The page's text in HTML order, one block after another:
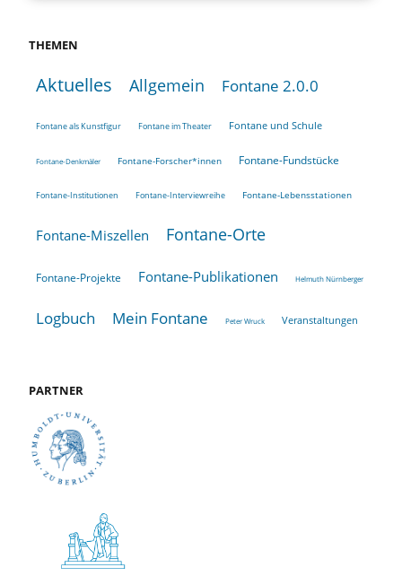
THEMEN
Aktuelles Allgemein Fontane 2.0.0
Fontane als Kunstfigur Fontane im Theater Fontane und Schule
Fontane-Denkmäler Fontane-Forscher*innen Fontane-Fundstücke
Fontane-Institutionen Fontane-Interviewreihe Fontane-Lebensstationen
Fontane-Miszellen Fontane-Orte
Fontane-Projekte Fontane-Publikationen Helmuth Nürnberger
Logbuch Mein Fontane Peter Wruck Veranstaltungen
PARTNER